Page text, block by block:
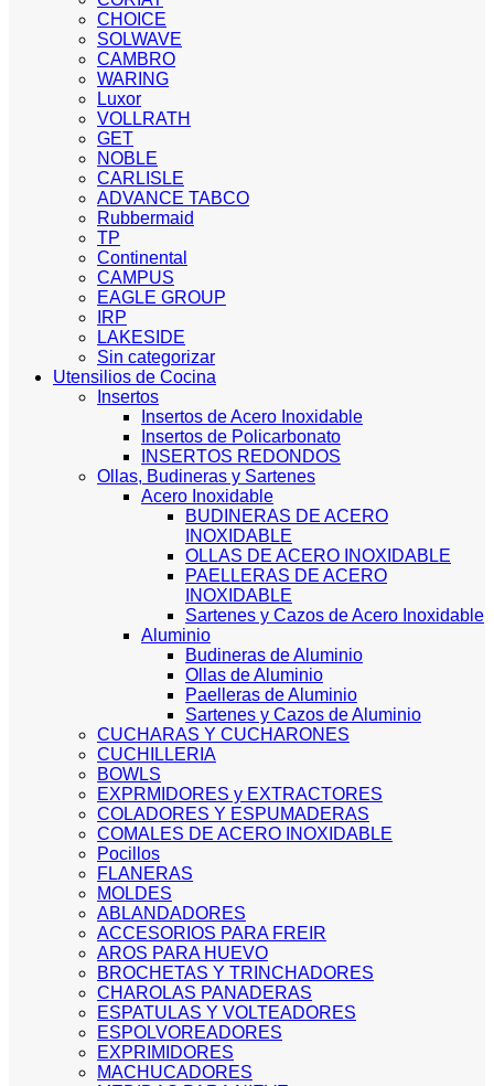
CHOICE
SOLWAVE
CAMBRO
WARING
Luxor
VOLLRATH
GET
NOBLE
CARLISLE
ADVANCE TABCO
Rubbermaid
TP
Continental
CAMPUS
EAGLE GROUP
IRP
LAKESIDE
Sin categorizar
Utensilios de Cocina
Insertos
Insertos de Acero Inoxidable
Insertos de Policarbonato
INSERTOS REDONDOS
Ollas, Budineras y Sartenes
Acero Inoxidable
BUDINERAS DE ACERO
INOXIDABLE
OLLAS DE ACERO INOXIDABLE
PAELLERAS DE ACERO
INOXIDABLE
Sartenes y Cazos de Acero Inoxidable
Aluminio
Budineras de Aluminio
Ollas de Aluminio
Paelleras de Aluminio
Sartenes y Cazos de Aluminio
CUCHARAS Y CUCHARONES
CUCHILLERIA
BOWLS
EXPRMIDORES y EXTRACTORES
COLADORES Y ESPUMADERAS
COMALES DE ACERO INOXIDABLE
Pocillos
FLANERAS
MOLDES
ABLANDADORES
ACCESORIOS PARA FREIR
AROS PARA HUEVO
BROCHETAS Y TRINCHADORES
CHAROLAS PANADERAS
ESPATULAS Y VOLTEADORES
ESPOLVOREADORES
EXPRIMIDORES
MACHUCADORES